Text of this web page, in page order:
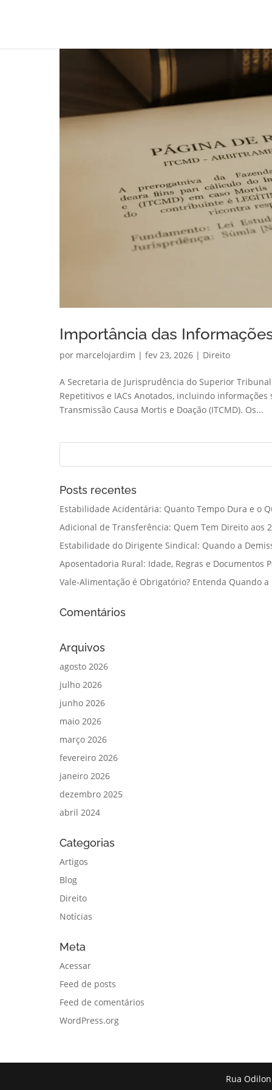
Importância das
por marcelojardim | fev 23, 2026 | Direito
A Secretaria de Jurisprudência do Superior
Repetitivos e IACs Anotados, incluindo
Transmissão Causa Mortis e Doação (ITCMD). Os...
Posts recentes
Estabilidade Acidentária: Quanto Tempo Dura e o
Adicional de Transferência: Quem Tem Direito aos
Estabilidade do Dirigente Sindical: Quando a
Aposentadoria Rural: Idade, Regras e Documentos
Vale-Alimentação é Obrigatório? Entenda Quando
Comentários
Arquivos
agosto 2026
julho 2026
junho 2026
maio 2026
março 2026
fevereiro 2026
janeiro 2026
dezembro 2025
abril 2024
Categorias
Artigos
Blog
Direito
Notícias
Meta
Acessar
Feed de posts
Feed de comentários
WordPress.org
Rua